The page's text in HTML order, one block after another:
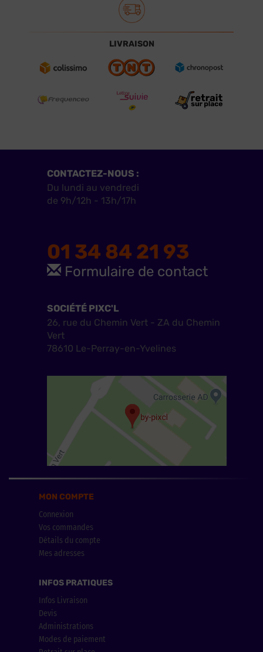
LIVRAISON
CONTACTEZ-NOUS :
Du lundi au vendredi
de 9h/12h - 13h/17h
01 34 84 21 93
Formulaire de contact
SOCIÉTÉ PIXC'L
26, rue du Chemin Vert - ZA du Chemin
Vert
78610 Le-Perray-en-Yvelines
MON COMPTE
Connexion
Vos commandes
Détails du compte
Mes adresses
INFOS PRATIQUES
Infos Livraison
Devis
Administrations
Modes de paiement